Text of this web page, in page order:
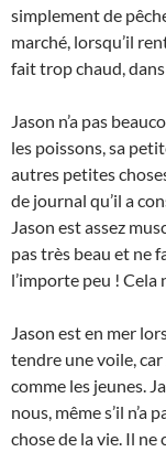
simplement de
marché, lorsqu’il
fait trop chaud,
Jason n’a pas
les poissons, sa
autres petites
de journal qu’il a
Jason est assez
pas très beau et ne
l’importe peu ! Cela
Jason est en mer
tendre une voile, car
comme les jeunes.
nous, même s’il n’a
chose de la vie. Il ne